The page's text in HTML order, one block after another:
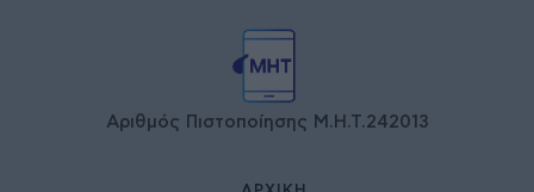
Αριθμός Πιστοποίησης Μ.Η.Τ.242013